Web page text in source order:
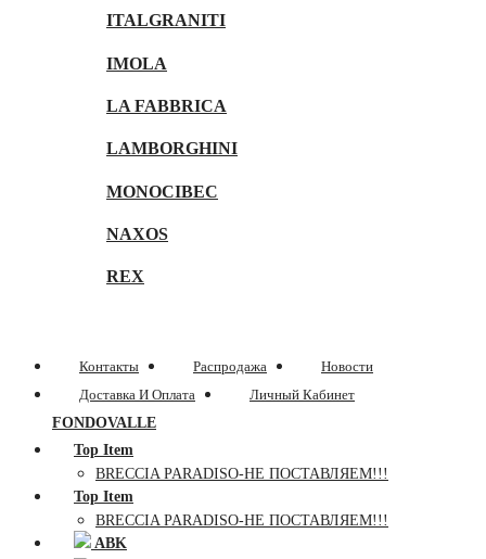
ITALGRANITI
IMOLA
LA FABBRICA
LAMBORGHINI
MONOCIBEC
NAXOS
REX
Контакты Распродажа
Новости
Доставка И Оплата
Личный Кабинет
FONDOVALLE
Top Item
BRECCIA PARADISO-НЕ ПОСТАВЛЯЕМ!!!
Top Item
BRECCIA PARADISO-НЕ ПОСТАВЛЯЕМ!!!
ABK